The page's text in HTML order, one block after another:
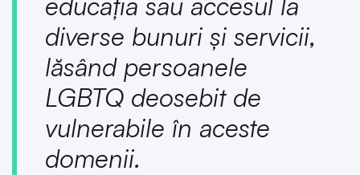
diverse bunuri și servicii,
lăsând persoanele
LGBTQ deosebit de
vulnerabile în aceste
domenii.